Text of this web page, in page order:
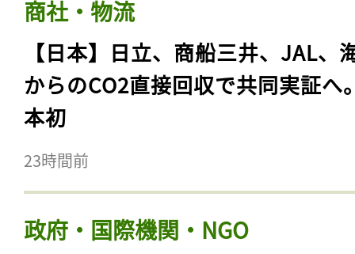
商社・物流
【日本】日立、商船三井、JAL、
からのCO2直接回収で共同実証へ
本初
23時間前
政府・国際機関・NGO